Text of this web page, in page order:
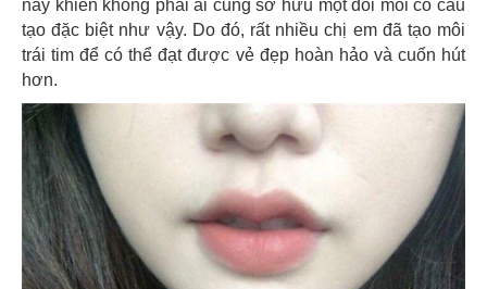
này khiến không phải ai cũng sở hữu một đôi môi có cấu
tạo đặc biệt như vậy. Do đó, rất nhiều chị em đã tạo môi
trái tim để có thể đạt được vẻ đẹp hoàn hảo và cuốn hút
hơn.